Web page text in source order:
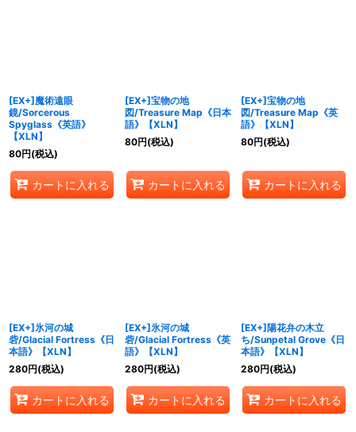
[EX+]魔術遠眼
鏡/Sorcerous
Spyglass《英語》
【XLN】
80円(税込)
カートに入れる
[EX+]宝物の地
図/Treasure Map《日本
語》【XLN】
80円(税込)
カートに入れる
[EX+]宝物の地
図/Treasure Map《英
語》【XLN】
80円(税込)
カートに入れる
[EX+]氷河の城
砦/Glacial Fortress《日
本語》【XLN】
280円(税込)
カートに入れる
[EX+]氷河の城
砦/Glacial Fortress《英
語》【XLN】
280円(税込)
カートに入れる
[EX+]陽花弁の木立
ち/Sunpetal Grove《日
本語》【XLN】
280円(税込)
カートに入れる